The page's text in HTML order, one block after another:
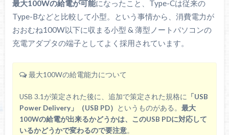
最大100Wの給電が可能になったこと、Type-Cは従来の
Type-Bなどと比較して小型。という事情から、消費電力が
おおむね100W以下に収まる小型 & 薄型ノートパソコンの
充電アダプタの端子としてよく採用されています。
最大100Wの給電能力について
USB 3.1が策定された後に、追加で策定された規格に
「USB
Power Delivery」（USB PD）
というものがある。最大
100Wの給電が出来るかどうかは、このUSB PDに対応して
いるかどうかで変わるので要注意。